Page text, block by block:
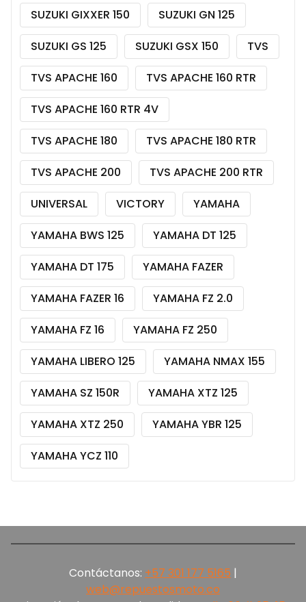
SUZUKI GIXXER 150
SUZUKI GN 125
SUZUKI GS 125
SUZUKI GSX 150
TVS
TVS APACHE 160
TVS APACHE 160 RTR
TVS APACHE 160 RTR 4V
TVS APACHE 180
TVS APACHE 180 RTR
TVS APACHE 200
TVS APACHE 200 RTR
UNIVERSAL
VICTORY
YAMAHA
YAMAHA BWS 125
YAMAHA DT 125
YAMAHA DT 175
YAMAHA FAZER
YAMAHA FAZER 16
YAMAHA FZ 2.0
YAMAHA FZ 16
YAMAHA FZ 250
YAMAHA LIBERO 125
YAMAHA NMAX 155
YAMAHA SZ 150R
YAMAHA XTZ 125
YAMAHA XTZ 250
YAMAHA YBR 125
YAMAHA YCZ 110
Contáctanos: +57 301 177 5165‬ |
web@repuestosmoto.co